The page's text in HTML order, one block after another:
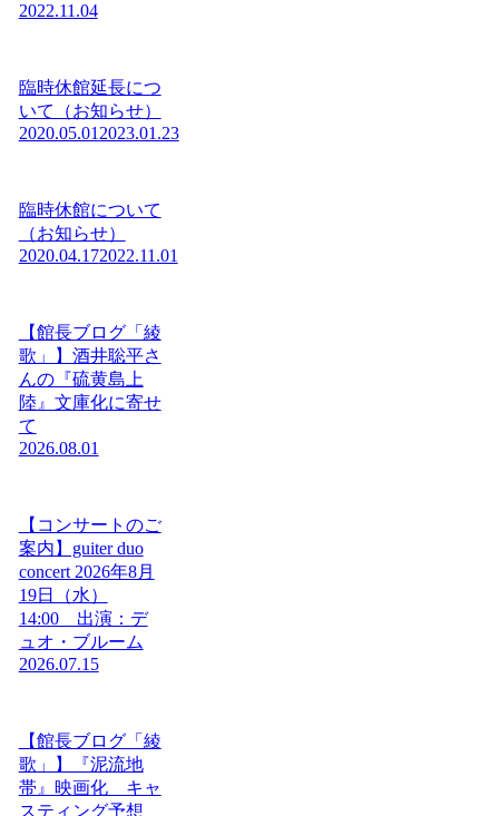
2022.11.04
臨時休館延長につ
いて（お知らせ）
2020.05.01 2023.01.23
臨時休館について
（お知らせ）
2020.04.172022.11.01
【館長ブログ「綾
歌」】酒井聡平さ
んの『硫黄島上
陸』文庫化に寄せ
て
2026.08.01
【コンサートのご
案内】guiter duo
concert 2026年8月
19日（水）
14:00 出演：デ
ュオ・ブルーム
2026.07.15
【館長ブログ「綾
歌」】『泥流地
帯』映画化 キャ
スティング予想